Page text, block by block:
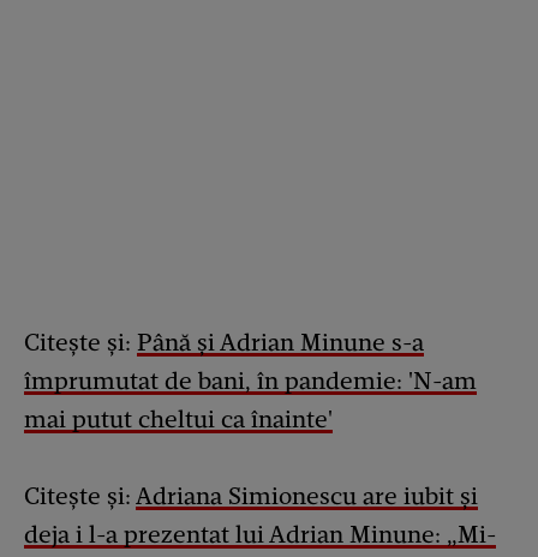
Citește și: Până și Adrian Minune s-a
împrumutat de bani, în pandemie: 'N-am
mai putut cheltui ca înainte'
Citește și: Adriana Simionescu are iubit și
deja i l-a prezentat lui Adrian Minune: „Mi-